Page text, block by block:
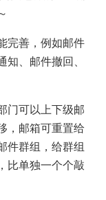
完善，例如邮件
、邮件撤回、
门可以上下级邮
，邮箱可重置给
件群组，给群组
比单独一个个敲